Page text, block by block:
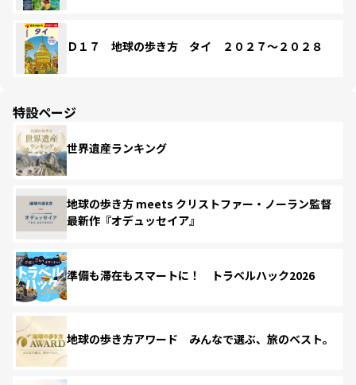
Ｄ１７ 地球の歩き方 タイ ２０２７～２０２８
特設ページ
世界遺産ランキング
地球の歩き方 meets クリストファー・ノーラン監督
最新作『オデュッセイア』
準備も滞在もスマートに！ トラベルハック2026
地球の歩き方アワード みんなで選ぶ、旅のベスト。